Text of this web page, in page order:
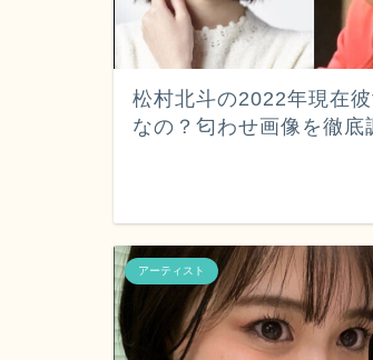
松村北斗の2022年現在
なの？匂わせ画像を徹底
アーティスト